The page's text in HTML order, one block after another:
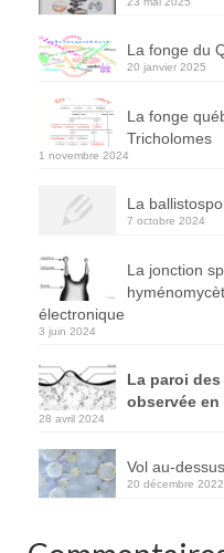
La fonge du
20 janvier 2025
La fonge
Tricholomes
1 novembre 2024
La
7 octobre 2024
La jonction
électronique
3 juin 2024
La paroi
observée
28 avril 2024
Vol au-
20 décembre 2022